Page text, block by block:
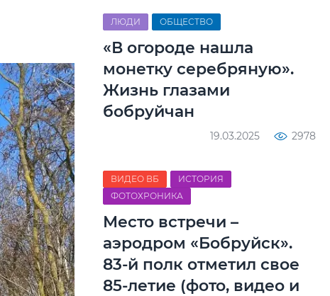
ЛЮДИ ОБЩЕСТВО
«В огороде нашла
монетку серебряную».
Жизнь глазами
бобруйчан
19.03.2025 2978
ВИДЕО ВБ
ИСТОРИЯ
ФОТОХРОНИКА
Место встречи –
аэродром «Бобруйск».
83-й полк отметил свое
85-летие (фото, видео и